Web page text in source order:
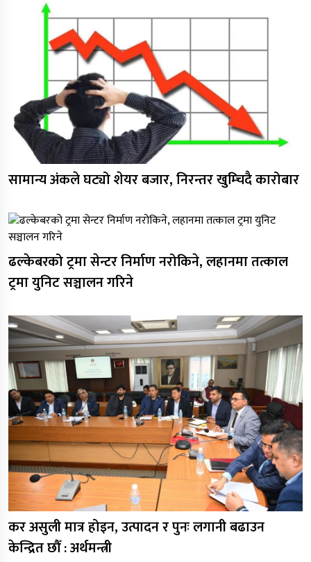
सामान्य अंकले घट्यो शेयर बजार, निरन्तर खुम्चिदै कारोबार
ढल्केबरको ट्रमा सेन्टर निर्माण नरोकिने, लहानमा तत्काल
ट्रमा युनिट सञ्चालन गरिने
कर असुली मात्र होइन, उत्पादन र पुनः लगानी बढाउन
केन्द्रित छौँ : अर्थमन्त्री